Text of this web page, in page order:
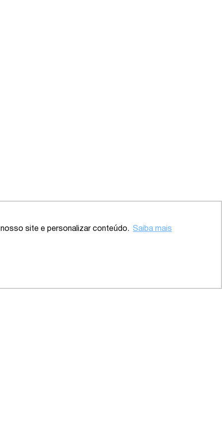
site e personalizar conteúdo. Saiba mais